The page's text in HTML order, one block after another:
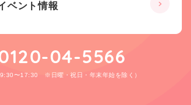
ベント情報
04-5566
9:30〜17:30 ※日曜・祝日・年末年始を除く）